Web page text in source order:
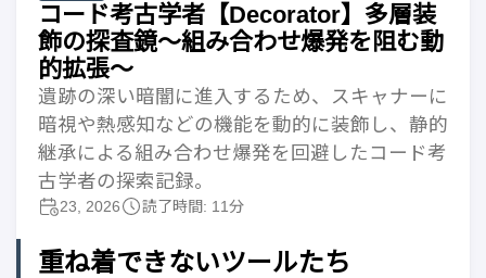
コード考古学者【Decorator】多層装
飾の探査鏡〜組み合わせ爆発を阻む動
的拡張〜
遺跡の深い暗闇に進入するため、スキャナーに
暗視や熱感知などの機能を動的に装飾し、静的
継承による組み合わせ爆発を回避したコード考
古学者の探索記録。
23, 2026 読了時間: 11分
重ね着できないツールたち